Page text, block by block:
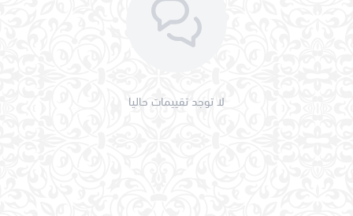
لا توجد تقييمات حاليا